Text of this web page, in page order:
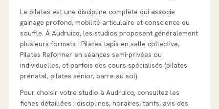
Le pilates est une discipline complète qui associe
gainage profond, mobilité articulaire et conscience du
souffle. À Audruicq, les studios proposent généralement
plusieurs formats : Pilates tapis en salle collective,
Pilates Reformer en séances semi-privées ou
individuelles, et parfois des cours spécialisés (pilates
prénatal, pilates sénior, barre au sol).
Pour choisir votre studio à Audruicq, consultez les
fiches détaillées : disciplines, horaires, tarifs, avis des